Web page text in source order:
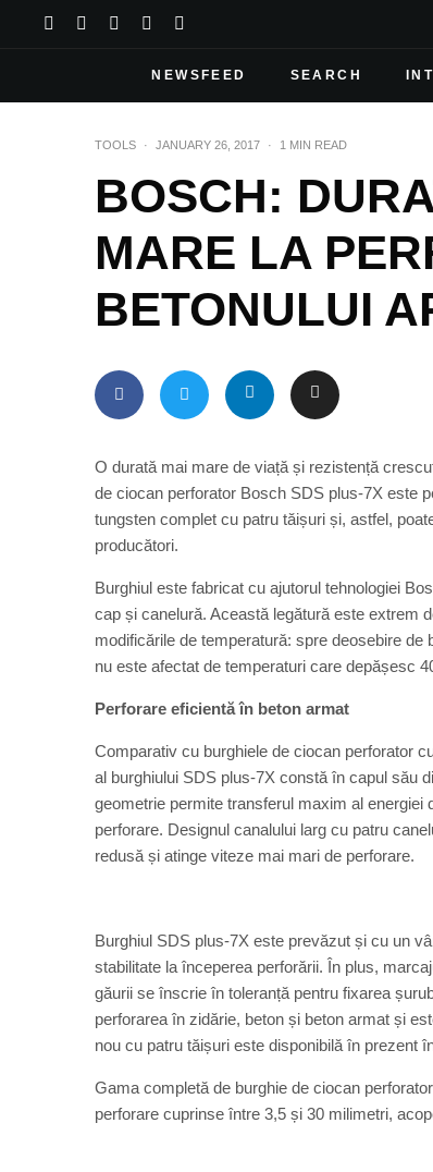
NEWSFEED SEARCH
TOOLS · JANUARY 26, 2017 · 1 MIN READ
BOSCH:
MARE LA
BETONULUI
O durată mai mare de viață și rezistență
de ciocan perforator Bosch SDS plus-7X este
tungsten complet cu patru tăișuri și, astfel,
producători.
Burghiul este fabricat cu ajutorul tehnologiei
cap și canelură. Această legătură este extrem
modificările de temperatură: spre deosebire
nu este afectat de temperaturi care depășesc
Perforare eficientă în beton armat
Comparativ cu burghiele de ciocan perforator
al burghiului SDS plus-7X constă în capul său
geometrie permite transferul maxim al
perforare. Designul canalului larg cu patru
redusă și atinge viteze mai mari de perforare.
Burghiul SDS plus-7X este prevăzut și cu un
stabilitate la începerea perforării. În plus,
găurii se înscrie în toleranță pentru fixarea
perforarea în zidărie, beton și beton armat și
nou cu patru tăișuri este disponibilă în prezent
Gama completă de burghie de ciocan
perforare cuprinse între 3,5 și 30 milimetri,